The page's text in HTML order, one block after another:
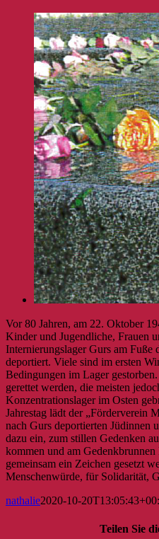
Zeige
grösseres
Bild
Vor 80 Jahren, am 22. Oktober
Kinder und Jugendliche, Frauen
Internierungslager Gurs am Fuße
deportiert. Viele sind im ersten
Bedingungen im Lager
gerettet werden, die meisten
Konzentrationslager im Osten
Jahrestag lädt der „Förderverein
nach Gurs deportierten Jüdinnen
dazu ein, zum stillen Gedenken
kommen und am
gemeinsam ein Zeichen gesetzt
Menschenwürde, für Solidarität,
nathalie2020-10-
Teilen Sie